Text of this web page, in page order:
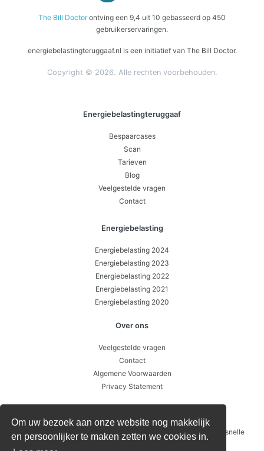
Om uw bezoek aan onze website nog makkelijk
en persoonlijker te maken zetten we cookies in.
The Bill Doctorontving een 9,4 uit 10 gebasseerd op 450
gebruikerservaringen.
energiebelastingteruggaaf.nl is een initiatief van The Bill Doctor.
Copyright © 2026. Alle rechten voorbehouden.
Energiebelastingteruggaaf
Bespaarcases
Scan
Tarieven
Blog
Veelgestelde vragen
Contact
Energiebelasting
Energiebelasting 2024
Energiebelasting 2023
Energiebelasting 2022
Energiebelasting 2021
Energiebelasting 2020
Over ons
Veelgestelde vragen
Contact
Algemene Voorwaarden
Privacy Statement
04-08 Heeft u recht op energiebelasting teruggaaf? Doe deze snelle